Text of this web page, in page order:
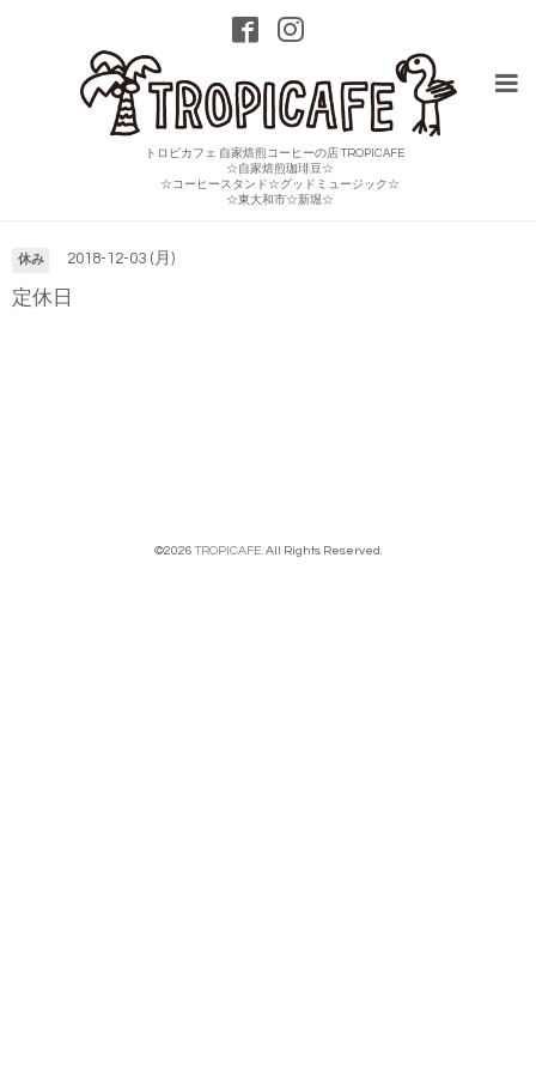
トロピカフェ 自家焙煎コーヒーの店 TROPICAFE
☆自家焙煎珈琲豆☆
☆コーヒースタンド☆グッドミュージック☆
☆東大和市☆新堀☆
休み 2018-12-03 (月)
定休日
©2026TROPICAFE . All Rights Reserved.